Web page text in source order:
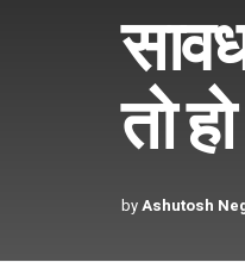
तो
byAshutosh